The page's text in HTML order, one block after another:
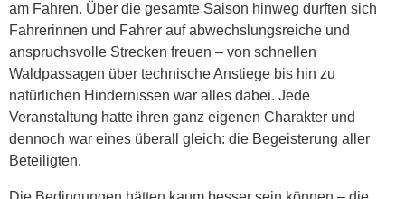
am Fahren. Über die gesamte Saison hinweg durften sich
Fahrerinnen und Fahrer auf abwechslungsreiche und
anspruchsvolle Strecken freuen – von schnellen
Waldpassagen über technische Anstiege bis hin zu
natürlichen Hindernissen war alles dabei. Jede
Veranstaltung hatte ihren ganz eigenen Charakter und
dennoch war eines überall gleich: die Begeisterung aller
Beteiligten.